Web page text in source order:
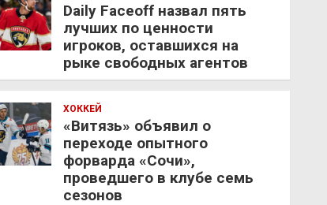
Daily Faceoff назвал пять
лучших по ценности
игроков, оставшихся на
рыке свободных агентов
ХОККЕЙ
«Витязь» объявил о
переходе опытного
форварда «Сочи»,
проведшего в клубе семь
сезонов